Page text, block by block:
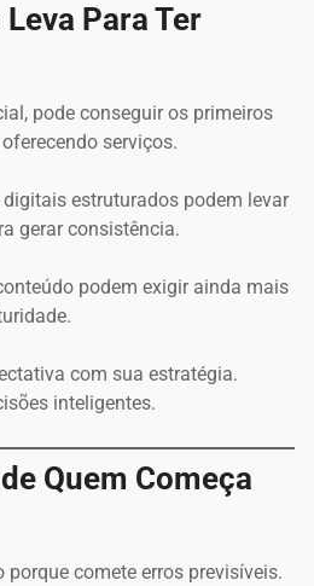
Para Ter
pode conseguir os primeiros
serviços.
estruturados podem levar
gerar consistência.
podem exigir ainda mais
com sua estratégia.
inteligentes.
Quem Começa
porque comete erros previsíveis.